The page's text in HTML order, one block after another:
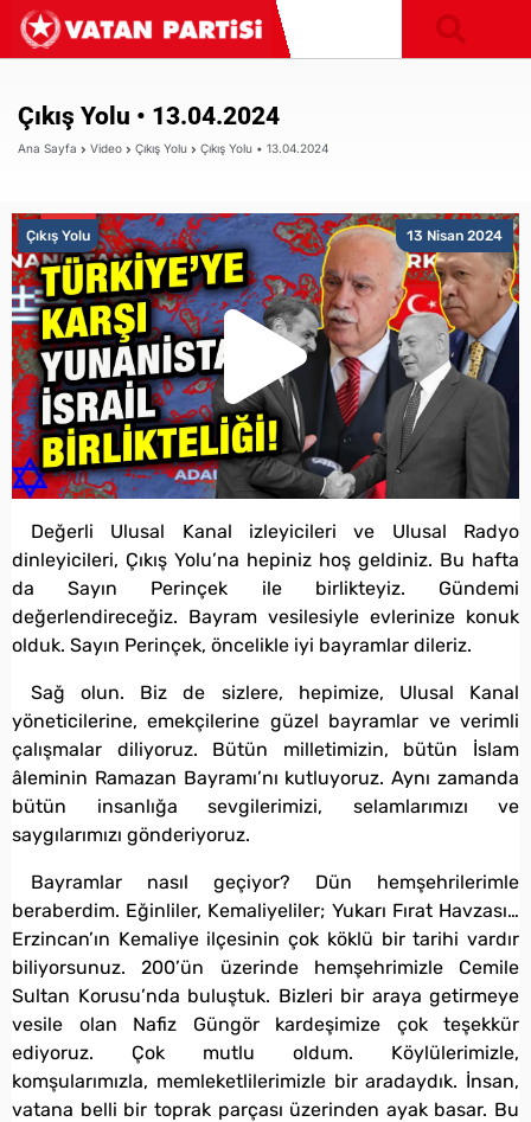
Çıkış Yolu • 13.04.2024
Ana Sayfa Video Çıkış Yolu Çıkış Yolu • 13.04.2024
13 Nisan 2024
Çıkış Yolu
Değerli Ulusal Kanal izleyicileri ve Ulusal Radyo
dinleyicileri, Çıkış Yolu’na hepiniz hoş geldiniz. Bu hafta
da Sayın Perinçek ile birlikteyiz. Gündemi
değerlendireceğiz. Bayram vesilesiyle evlerinize konuk
olduk. Sayın Perinçek, öncelikle iyi bayramlar dileriz.
Sağ olun. Biz de sizlere, hepimize, Ulusal Kanal
yöneticilerine, emekçilerine güzel bayramlar ve verimli
çalışmalar diliyoruz. Bütün milletimizin, bütün İslam
âleminin Ramazan Bayramı’nı kutluyoruz. Aynı zamanda
bütün insanlığa sevgilerimizi, selamlarımızı ve
saygılarımızı gönderiyoruz.
Bayramlar nasıl geçiyor? Dün hemşehrilerimle
beraberdim. Eğinliler, Kemaliyeliler; Yukarı Fırat Havzası…
Erzincan’ın Kemaliye ilçesinin çok köklü bir tarihi vardır
biliyorsunuz. 200’ün üzerinde hemşehrimizle Cemile
Sultan Korusu’nda buluştuk. Bizleri bir araya getirmeye
vesile olan Nafiz Güngör kardeşimize çok teşekkür
ediyoruz. Çok mutlu oldum. Köylülerimizle,
komşularımızla, memleketlilerimizle bir aradaydık. İnsan,
vatana belli bir toprak parçası üzerinden ayak basar. Bu